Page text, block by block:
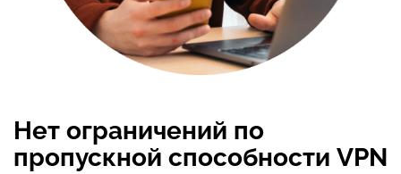
Нет ограничений по
пропускной способности VPN